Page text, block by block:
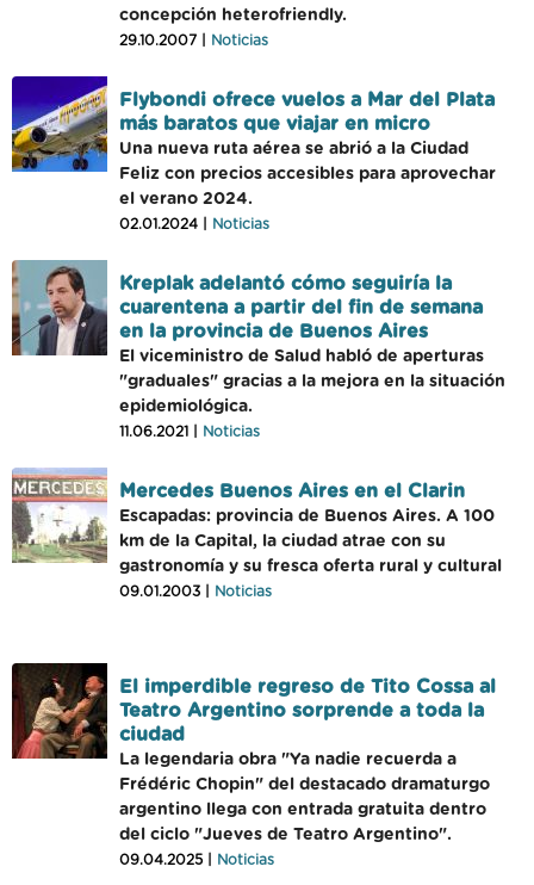
concepción heterofriendly.
29.10.2007 | Noticias
Flybondi ofrece vuelos a Mar del Plata
más baratos que viajar en micro
Una nueva ruta aérea se abrió a la Ciudad
Feliz con precios accesibles para aprovechar
el verano 2024.
02.01.2024 | Noticias
Kreplak adelantó cómo seguiría la
cuarentena a partir del fin de semana
en la provincia de Buenos Aires
El viceministro de Salud habló de aperturas
"graduales" gracias a la mejora en la situación
epidemiológica.
11.06.2021 | Noticias
Mercedes Buenos Aires en el Clarin
Escapadas: provincia de Buenos Aires. A 100
km de la Capital, la ciudad atrae con su
gastronomía y su fresca oferta rural y cultural
09.01.2003 | Noticias
El imperdible regreso de Tito Cossa al
Teatro Argentino sorprende a toda la
ciudad
La legendaria obra "Ya nadie recuerda a
Frédéric Chopin" del destacado dramaturgo
argentino llega con entrada gratuita dentro
del ciclo "Jueves de Teatro Argentino".
09.04.2025 | Noticias